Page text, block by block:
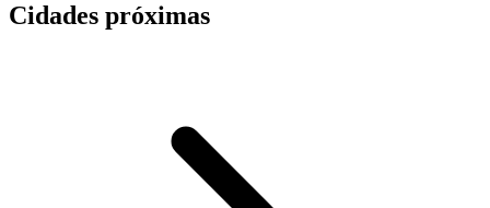
Cidades próximas